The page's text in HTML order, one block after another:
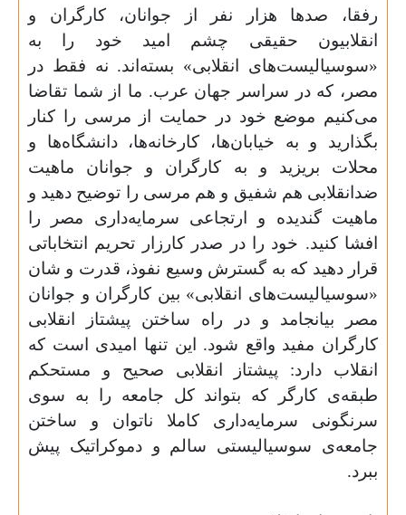
رفقا، صدها هزار نفر از جوانان، کارگران و
انقلابیون حقیقی چشم امید خود را به
«سوسیالیست‌های انقلابی» بسته‌اند. نه فقط در
مصر، که در سراسر جهان عرب. ما از شما تقاضا
می‌کنیم موضع خود در حمایت از مرسی را کنار
بگذارید و به خیابان‌ها، کارخانه‌ها، دانشگاه‌ها و
محلات بریزید و به کارگران و جوانان ماهیت
ضدانقلابی هم شفیق و هم مرسی را توضیح دهید و
ماهیت گندیده و ارتجاعی سرمایه‌داری مصر را
افشا کنید. خود را در صدر کارزار تحریم انتخاباتی
قرار دهید که به گسترش وسیع نفوذ، قدرت و شان
«سوسیالیست‌های انقلابی» بین کارگران و جوانان
مصر بیانجامد و در راه ساختن پیشتاز انقلابی
کارگران مفید واقع شود. این تنها امیدی است که
انقلاب دارد: پیشتاز انقلابی صحیح و مستحکم
طبقه‌ی کارگر که بتواند کل جامعه را به سوی
سرنگونی سرمایه‌داری کاملا ناتوان و ساختن
جامعه‌ی سوسیالیستی سالم و دموکراتیک پیش
ببرد.